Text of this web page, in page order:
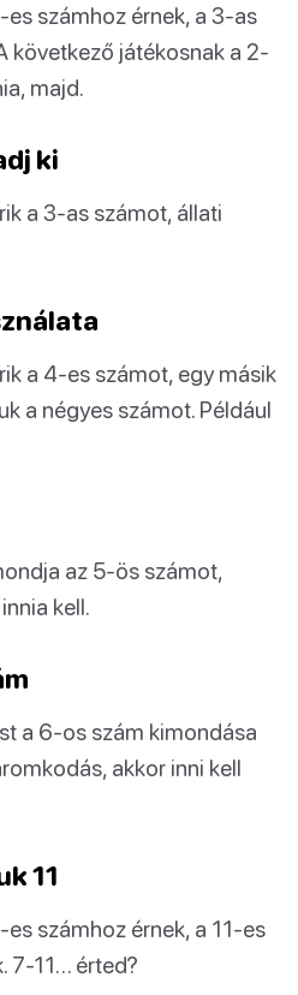
számhoz érnek, a 3-as
következő játékosnak a 2-
majd.
ki
a 3-as számot, állati
a 4-es számot, egy másik
a négyes számot. Például
az 5-ös számot,
kell.
a 6-os szám kimondása
akkor inni kell
11
számhoz érnek, a 11-es
7-11… érted?